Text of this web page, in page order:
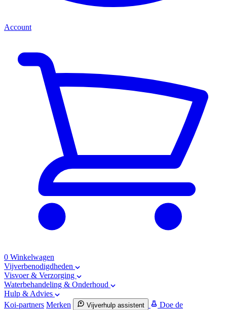
Account
0 Winkelwagen
Vijverbenodigdheden
Visvoer & Verzorging
Waterbehandeling & Onderhoud
Hulp & Advies
Koi-partners Merken Vijverhulp assistent
Doe de